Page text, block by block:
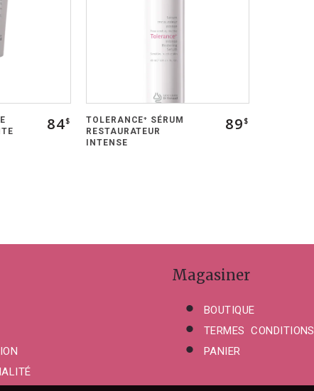
84$
TOLERANCE⁺ SÉRUM
RESTAURATEUR
INTENSE
89$
Magasiner
BOUTIQUE
TERMES CONDITIONS
PANIER